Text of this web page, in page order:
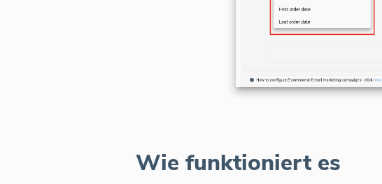
Wie funktioniert es